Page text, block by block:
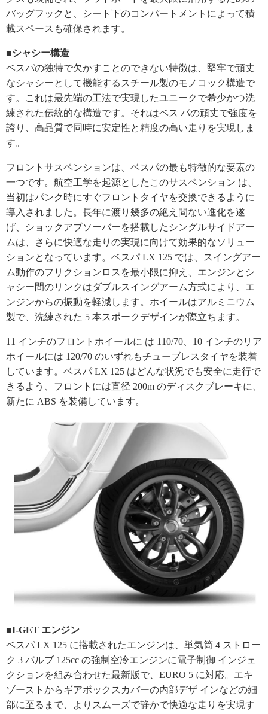
バッグフックと、シート下のコンパートメントによって積
載スペースも確保されます。
■シャシー構造
ベスパの独特で欠かすことのできない特徴は、堅牢で頑丈
なシャシーとして機能するスチール製のモノコック構造で
す。これは最先端の工法で実現したユニークで希少かつ洗
練された伝統的な構造です。それはベス パの頑丈で強度を
誇り、高品質で同時に安定性と精度の高い走りを実現しま
す。
フロントサスペンションは、ベスパの最も特徴的な要素の
一つです。航空工学を起源としたこのサスペンション は、
当初はパンク時にすぐフロントタイヤを交換できるように
導入されました。長年に渡り幾多の絶え間ない進化を遂
げ、ショックアブソーバーを搭載したシングルサイドアー
ムは、さらに快適な走りの実現に向けて効果的なソリュー
ションとなっています。ベスパ LX 125 では、スイングアー
ム動作のフリクションロスを最小限に抑え、エンジンとシ
ャシー間のリンクはダブルスイングアーム方式により、エ
ンジンからの振動を軽減します。ホイールはアルミニウム
製で、洗練された 5 本スポークデザインが際立ちます。
11 インチのフロントホイールに は 110/70、10 インチのリア
ホイールには 120/70 のいずれもチューブレスタイヤを装着
しています。ベスパ LX 125 はどんな状況でも安全に走行で
きるよう、フロントには直径 200m のディスクブレーキに、
新たに ABS を装備しています。
■I-GET エンジン
ベスパ LX 125 に搭載されたエンジンは、単気筒 4 ストロー
ク 3 バルブ 125cc の強制空冷エンジンに電子制御 インジェ
クションを組み合わせた最新版で、EURO 5 に対応。エキ
ゾーストからギアボックスカバーの内部デザ インなどの細
部に至るまで、よりスムーズで静かで快適な走りを実現す